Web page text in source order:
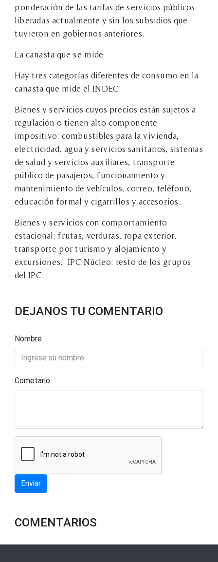
ponderación de las tarifas de servicios públicos
liberadas actualmente y sin los subsidios que
tuvieron en gobiernos anteriores.
La canasta que se mide
Hay tres categorías diferentes de consumo en la
canasta que mide el INDEC:
Bienes y servicios cuyos precios están sujetos a
regulación o tienen alto componente
impositivo: combustibles para la vivienda,
electricidad, agua y servicios sanitarios, sistemas
de salud y servicios auxiliares, transporte
público de pasajeros, funcionamiento y
mantenimiento de vehículos, correo, teléfono,
educación formal y cigarrillos y accesorios.
Bienes y servicios con comportamiento
estacional: frutas, verduras, ropa exterior,
transporte por turismo y alojamiento y
excursiones. IPC Núcleo: resto de los grupos
del IPC.
DEJANOS TU COMENTARIO
Nombre
Cometario
Enviar
COMENTARIOS